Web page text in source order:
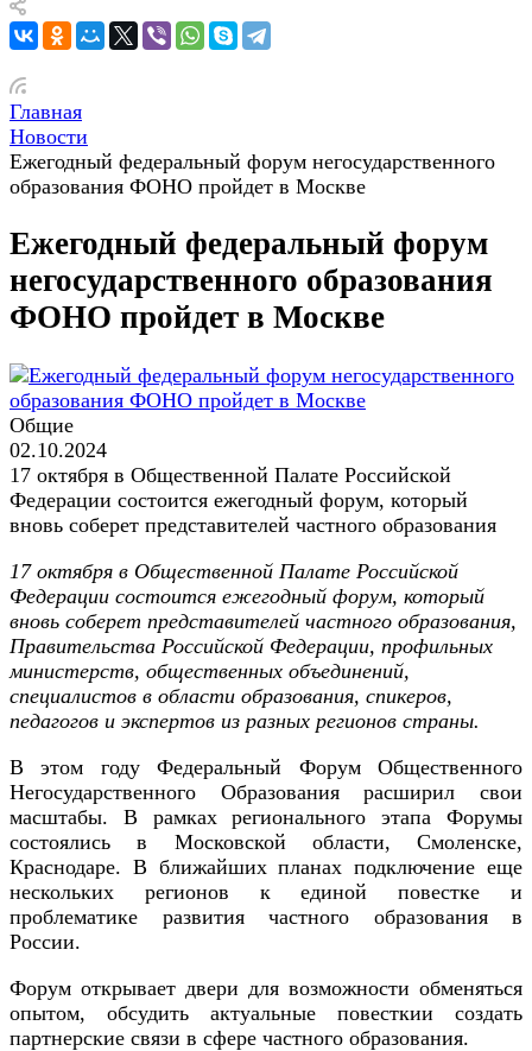
Главная
Новости
Ежегодный федеральный форум негосударственного
образования ФОНО пройдет в Москве
Ежегодный федеральный форум
негосударственного образования
ФОНО пройдет в Москве
Общие
02.10.2024
17 октября в Общественной Палате Российской
Федерации состоится ежегодный форум, который
вновь соберет представителей частного образования
17 октября в Общественной Палате Российской
Федерации состоится ежегодный форум, который
вновь соберет представителей частного образования,
Правительства Российской Федерации, профильных
министерств, общественных объединений,
специалистов в области образования, спикеров,
педагогов и экспертов из разных регионов страны.
В этом году Федеральный Форум Общественного
Негосударственного Образованиярасширил свои
масштабы. В рамках регионального этапа Форумы
состоялись в Московской области, Смоленске,
Краснодаре. В ближайших планах подключение еще
нескольких регионов к единой повестке и
проблематике развитиячастного образования в
России.
Форум открывает двери для возможности обменяться
опытом, обсудить актуальные повесткии создать
партнерские связи в сфере частного образования.